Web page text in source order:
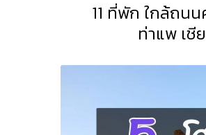
11 ที่พัก ใกล้ถน
ท่าแพ เชี